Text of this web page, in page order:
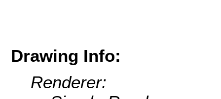
Drawing Info:
Renderer: